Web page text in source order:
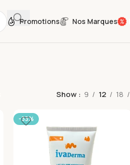
Promotions Nos Marques
Show 9 12 18
-33%